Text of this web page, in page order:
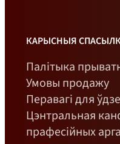
КАРЫСНЫЯ
Палітыка
Умовы продажу
Перавагі для
Цэнтральная
прафесійных